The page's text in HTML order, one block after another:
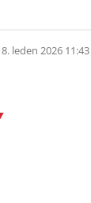
leden 2026 11:43